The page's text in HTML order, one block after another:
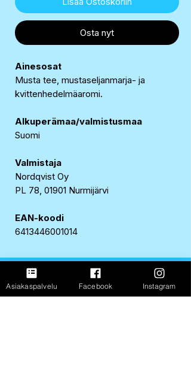
Osta nyt
Ainesosat
Musta tee, mustaseljanmarja- ja
kvittenhedelmäaromi.
Alkuperämaa/valmistusmaa
Suomi
Valmistaja
Nordqvist Oy
PL 78, 01901 Nurmijärvi
EAN-koodi
6413446001014
FastShop Oy
3237108-4
Asiakaspalvelu Facebook Instagram